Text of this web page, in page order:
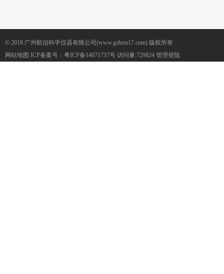
© 2018 广州航信科学仪器有限公司(www.gzhrm17.com) 版权所有
网站地图 ICP备案号： 粤ICP备14071737号 访问量:729824 管理登陆